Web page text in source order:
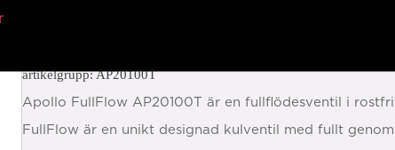
artikelgrupp: AP20100T
Apollo FullFlow AP20100T är en fullflödesventil i
FullFlow är en unikt designad kulventil med fullt